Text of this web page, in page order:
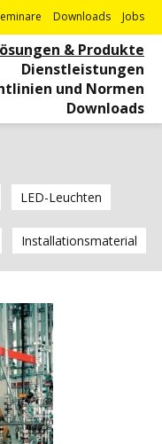
Downloads Jobs
& Produkte
Dienstleistungen
und Normen
Downloads
LED-Leuchten
Installationsmaterial